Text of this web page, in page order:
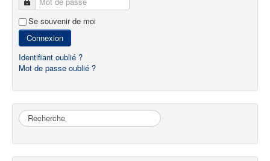
Se souvenir de moi
Connexion
Identifiant oublié ?
Mot de passe oublié ?
Rechercher